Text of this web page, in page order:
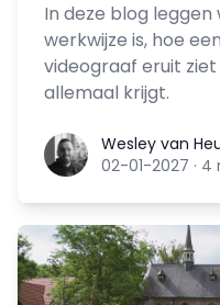
In deze blog
werkwijze is, hoe
videograaf eruit
allemaal krijgt.
Wesley van Heugten
Wesley van
02-01-2027 · 4